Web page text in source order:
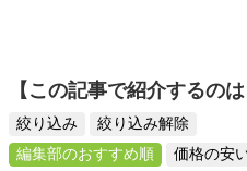
【この記事で紹介するのは
絞り込み
絞り込み解除
編集部のおすすめ順
価格の安